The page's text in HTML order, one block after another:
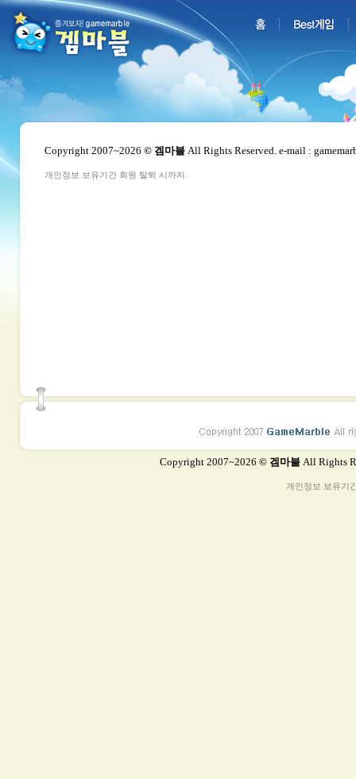
Copyright 2007~2026 © 겜마블All Rights Reserved. e-mail :
개인정보 보유기간 회원 탈퇴 시까지.
Copyright 2007~2026 © 겜마블 All Rights
개인정보 보유기